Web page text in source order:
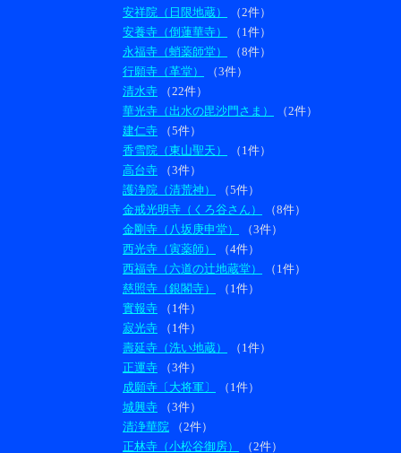
安祥院（日限地蔵）
（2件）
安養寺（倒蓮華寺）
（1件）
永福寺（蛸薬師堂）
（8件）
行願寺（革堂）
（3件）
清水寺 （22件）
華光寺（出水の毘沙門さま）
（2件）
建仁寺 （5件）
香雪院（東山聖天）
（1件）
高台寺 （3件）
護浄院（清荒神）
（5件）
金戒光明寺（くろ谷さん）
（8件）
金剛寺（八坂庚申堂）
（3件）
西光寺（寅薬師）
（4件）
西福寺（六道の辻地蔵堂）
（1件）
慈照寺（銀閣寺）
（1件）
實報寺 （1件）
寂光寺 （1件）
壽延寺（洗い地蔵）
（1件）
正運寺 （3件）
成願寺〔大将軍〕
（1件）
城興寺 （3件）
清浄華院 （2件）
正林寺（小松谷御房）
（2件）